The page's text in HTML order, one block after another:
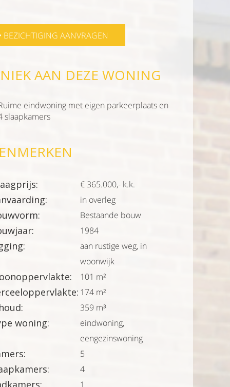
BEZICHTIGING AANVRAGEN
AAN DEZE WONING
eindwoning met eigen parkeerplaats en
slaapkamers
€ 365.000,- k.k.
in overleg
Bestaande bouw
1984
aan rustige weg, in
woonwijk
101 m²
174 m²
359 m³
woning:
eindwoning,
eengezinswoning
5
4
1